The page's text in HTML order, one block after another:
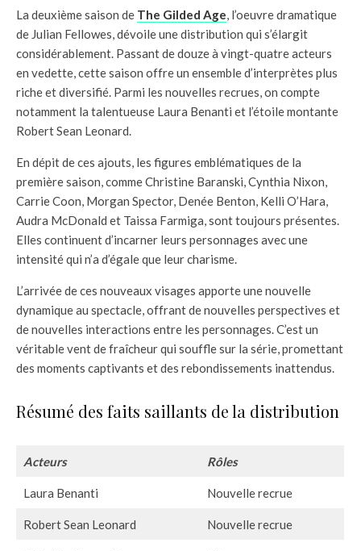
La deuxième saison de The Gilded Age, l’oeuvre dramatique
de Julian Fellowes, dévoile une distribution qui s’élargit
considérablement. Passant de douze à vingt-quatre acteurs
en vedette, cette saison offre un ensemble d’interprètes plus
riche et diversifié. Parmi les nouvelles recrues, on compte
notamment la talentueuse Laura Benanti et l’étoile montante
Robert Sean Leonard.
En dépit de ces ajouts, les figures emblématiques de la
première saison, comme Christine Baranski, Cynthia Nixon,
Carrie Coon, Morgan Spector, Denée Benton, Kelli O’Hara,
Audra McDonald et Taissa Farmiga, sont toujours présentes.
Elles continuent d’incarner leurs personnages avec une
intensité qui n’a d’égale que leur charisme.
L’arrivée de ces nouveaux visages apporte une nouvelle
dynamique au spectacle, offrant de nouvelles perspectives et
de nouvelles interactions entre les personnages. C’est un
véritable vent de fraîcheur qui souffle sur la série, promettant
des moments captivants et des rebondissements inattendus.
Résumé des faits saillants de la distribution
Acteurs Rôles
Laura Benanti Nouvelle recrue
Robert Sean Leonard Nouvelle recrue